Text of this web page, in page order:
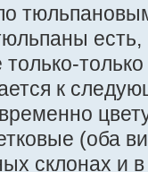
к
(оба
склонах и